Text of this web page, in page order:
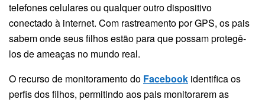
telefones celulares ou qualquer outro dispositivo
conectado à internet. Com rastreamento por GPS, os pais
sabem onde seus filhos estão para que possam protegê-
los de ameaças no mundo real.
O recurso de monitoramento do Facebook identifica os
perfis dos filhos, permitindo aos pais monitorarem as